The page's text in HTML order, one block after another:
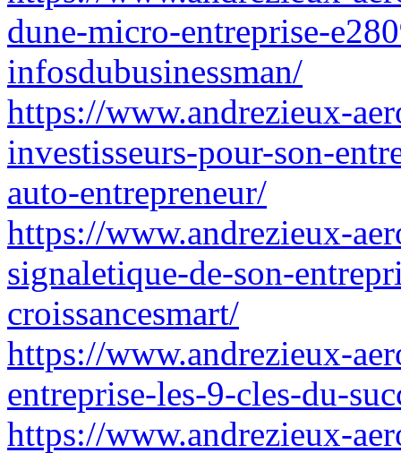
dune-micro-entreprise-
infosdubusinessman/
https://www.andrezieux-
investisseurs-pour-son-
auto-entrepreneur/
https://www.andrezieux-
signaletique-de-son-
croissancesmart/
https://www.andrezieux-
entreprise-les-9-cles-du-
https://www.andrezieux-